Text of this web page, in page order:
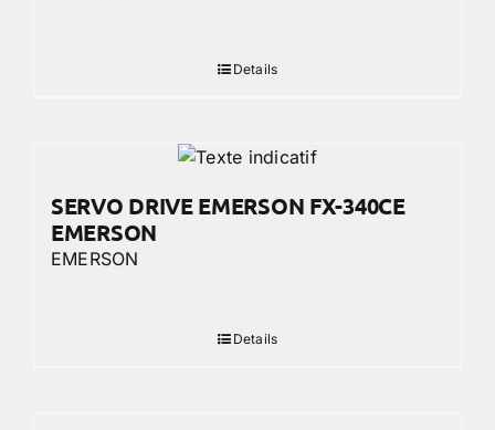
Details
SERVO DRIVE EMERSON FX-340CE
EMERSON
EMERSON
Details